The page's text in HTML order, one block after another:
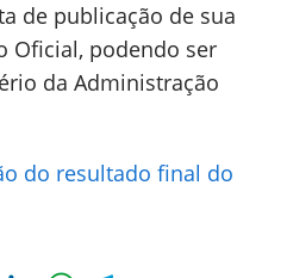
de publicação de sua
Oficial, podendo ser
da Administração
do resultado final do